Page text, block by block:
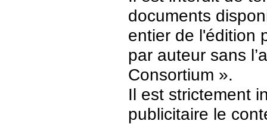
documents
entier de l'édition
par auteur sans
Consortium ».
Il est strictement
publicitaire le